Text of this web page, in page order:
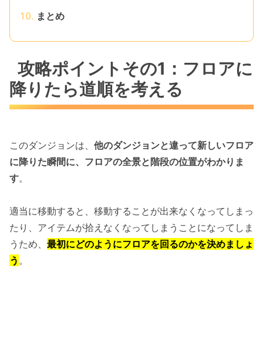
まとめ
攻略ポイントその1：フロアに
降りたら道順を考える
このダンジョンは、 他のダンジョンと違って新しいフロア
に降りた瞬間に、フロアの全景と階段の位置がわかりま
す。
適当に移動すると、移動することが出来なくなってしまっ
たり、アイテムが拾えなくなってしまうことになってしま
うため、 最初にどのようにフロアを回るのかを決めましょ
う 。